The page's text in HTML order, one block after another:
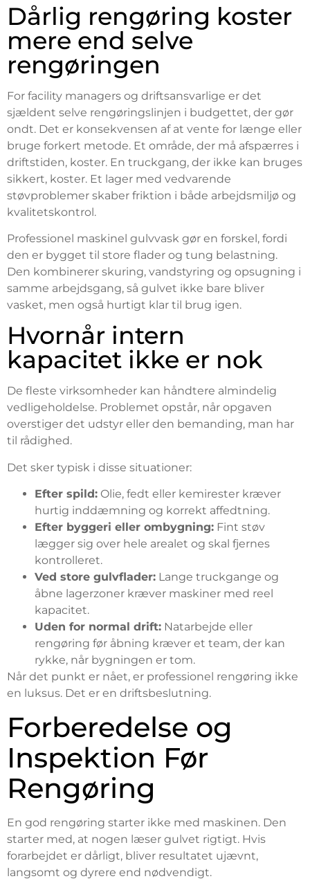
Dårlig rengøring koster
mere end selve
rengøringen
For facility managers og driftsansvarlige er det
sjældent selve rengøringslinjen i budgettet, der gør
ondt. Det er konsekvensen af at vente for længe eller
bruge forkert metode. Et område, der må afspærres i
driftstiden, koster. En truckgang, der ikke kan bruges
sikkert, koster. Et lager med vedvarende
støvproblemer skaber friktion i både arbejdsmiljø og
kvalitetskontrol.
Professionel maskinel gulvvask gør en forskel, fordi
den er bygget til store flader og tung belastning.
Den kombinerer skuring, vandstyring og opsugning i
samme arbejdsgang, så gulvet ikke bare bliver
vasket, men også hurtigt klar til brug igen.
Hvornår intern
kapacitet ikke er nok
De fleste virksomheder kan håndtere almindelig
vedligeholdelse. Problemet opstår, når opgaven
overstiger det udstyr eller den bemanding, man har
til rådighed.
Det sker typisk i disse situationer:
Efter spild: Olie, fedt eller kemirester kræver
hurtig inddæmning og korrekt affedtning.
Efter byggeri eller ombygning: Fint støv
lægger sig over hele arealet og skal fjernes
kontrolleret.
Ved store gulvflader: Lange truckgange og
åbne lagerzoner kræver maskiner med reel
kapacitet.
Uden for normal drift: Natarbejde eller
rengøring før åbning kræver et team, der kan
rykke, når bygningen er tom.
Når det punkt er nået, er professionel rengøring ikke
en luksus. Det er en driftsbeslutning.
Forberedelse og
Inspektion Før
Rengøring
En god rengøring starter ikke med maskinen. Den
starter med, at nogen læser gulvet rigtigt. Hvis
forarbejdet er dårligt, bliver resultatet ujævnt,
langsomt og dyrere end nødvendigt.